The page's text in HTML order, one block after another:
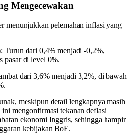
Mengecewakan
menunjukkan pelemahan inflasi yang
: Turun dari 0,4% menjadi -0,2%,
pasar di level 0%.
dari 3,6% menjadi 3,2%, di bawah
meskipun detail lengkapnya masih
mengonfirmasi tekanan deflasi
ekonomi Inggris, sehingga hampir
kebijakan BoE.